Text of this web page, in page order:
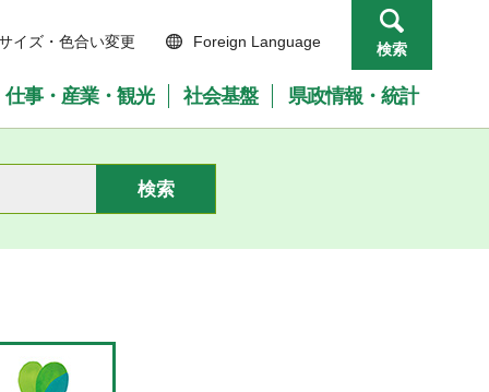
イズ・色合い変更 Foreign Language 検索
仕事・産業・観光 社会基盤 県政情報・統計